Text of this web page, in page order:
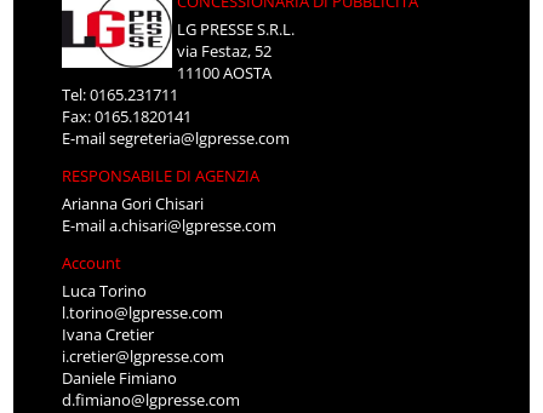
LG PRESSE S.R.L.
via Festaz, 52
11100 AOSTA
Tel: 0165.231711
Fax: 0165.1820141
E-mailsegreteria@lgpresse.com
RESPONSABILE DI AGENZIA
Arianna Gori Chisari
E-maila.chisari@lgpresse.com
Account
Luca Torino
l.torino@lgpresse.com
Ivana Cretier
i.cretier@lgpresse.com
Daniele Fimiano
d.fimiano@lgpresse.com